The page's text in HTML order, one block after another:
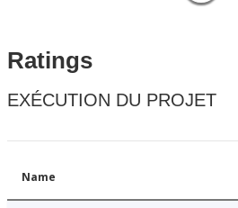
Ratings
EXÉCUTION DU PROJET
Name